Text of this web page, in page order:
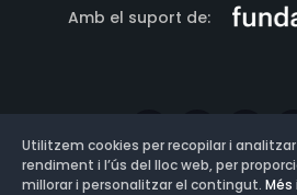
Amb el suport de:
Utilitzem cookies per recopilar i
rendiment i l’ús del lloc web, per
millorar i personalitzar el contingut.